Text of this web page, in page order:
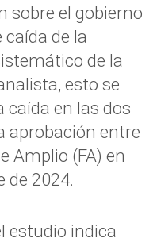
sobre el gobierno
caída de la
de la
esto se
caída en las dos
aprobación entre
Amplio (FA) en
de 2024.
estudio indica